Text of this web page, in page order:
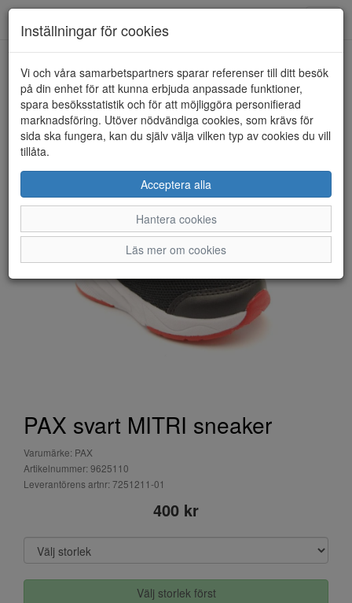
HEM PAX
PAX svart MITRI sneaker
Varumärke: PAX
Artikelnummer: 9625110
Leverantörens artnr: 7251211-01
400 kr
Välj storlek först
Inställningar för cookies
Vi och våra samarbetspartners sparar referenser till ditt besök
på din enhet för att kunna erbjuda anpassade funktioner,
spara besöksstatistik och för att möjliggöra personifierad
marknadsföring. Utöver nödvändiga cookies, som krävs för
sida ska fungera, kan du själv välja vilken typ av cookies du vill
tillåta.
Acceptera alla
Hantera cookies
Läs mer om cookies